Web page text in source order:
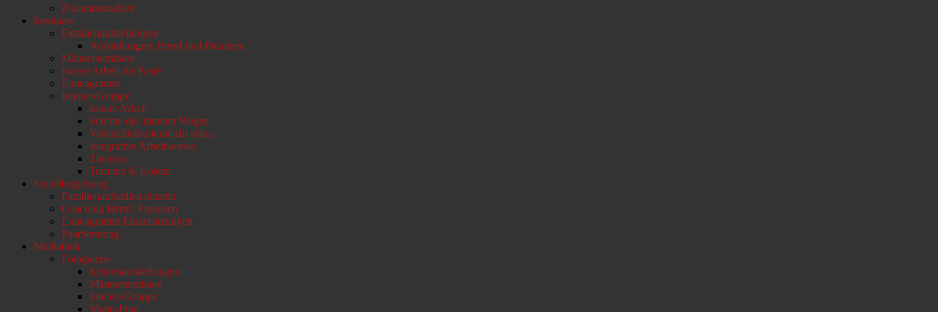
Zusammenarbeit
Seminare
Familienaufstellungen
Aufstellungen: Beruf und Finanzen
Männerseminare
Innere Arbeit für Paare
Enneagramm
IntensivGruppe
Innere Arbeit
Schritte des inneren Weges
Verbindlichkeit mit dir selbst
Integrative Arbeitsweise
Themen
Termine & Kosten
Einzelbegleitung
Familienaufstellen einzeln
Coaching Beruf, Finanzen
Enneagramm Einzelsitzungen
Paarberatung
Mediathek
Fotogalerie
Systemaufstellungen
Männerseminare
IntensivGruppe
Mann-Frau